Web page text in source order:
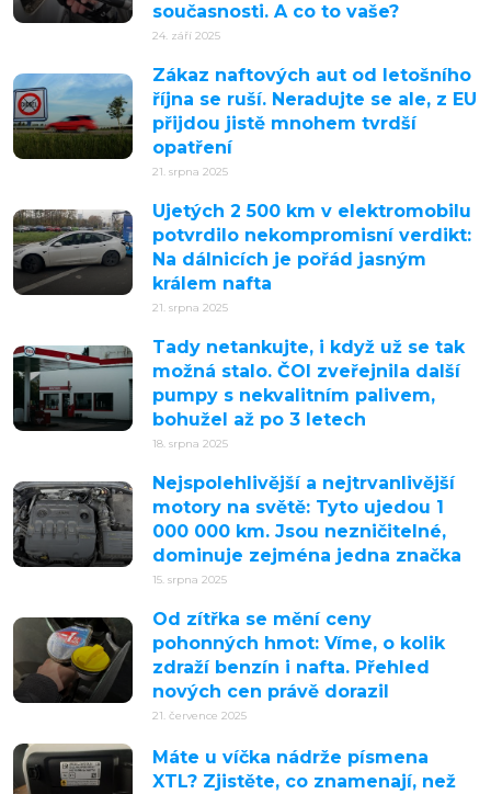
současnosti. A co to vaše?
24. září 2025
Zákaz naftových aut od letošního
října se ruší. Neradujte se ale, z EU
přijdou jistě mnohem tvrdší
opatření
21. srpna 2025
Ujetých 2 500 km v elektromobilu
potvrdilo nekompromisní verdikt:
Na dálnicích je pořád jasným
králem nafta
21. srpna 2025
Tady netankujte, i když už se tak
možná stalo. ČOI zveřejnila další
pumpy s nekvalitním palivem,
bohužel až po 3 letech
18. srpna 2025
Nejspolehlivější a nejtrvanlivější
motory na světě: Tyto ujedou 1
000 000 km. Jsou nezničitelné,
dominuje zejména jedna značka
15. srpna 2025
Od zítřka se mění ceny
pohonných hmot: Víme, o kolik
zdraží benzín i nafta. Přehled
nových cen právě dorazil
21. července 2025
Máte u víčka nádrže písmena
XTL? Zjistěte, co znamenají, než